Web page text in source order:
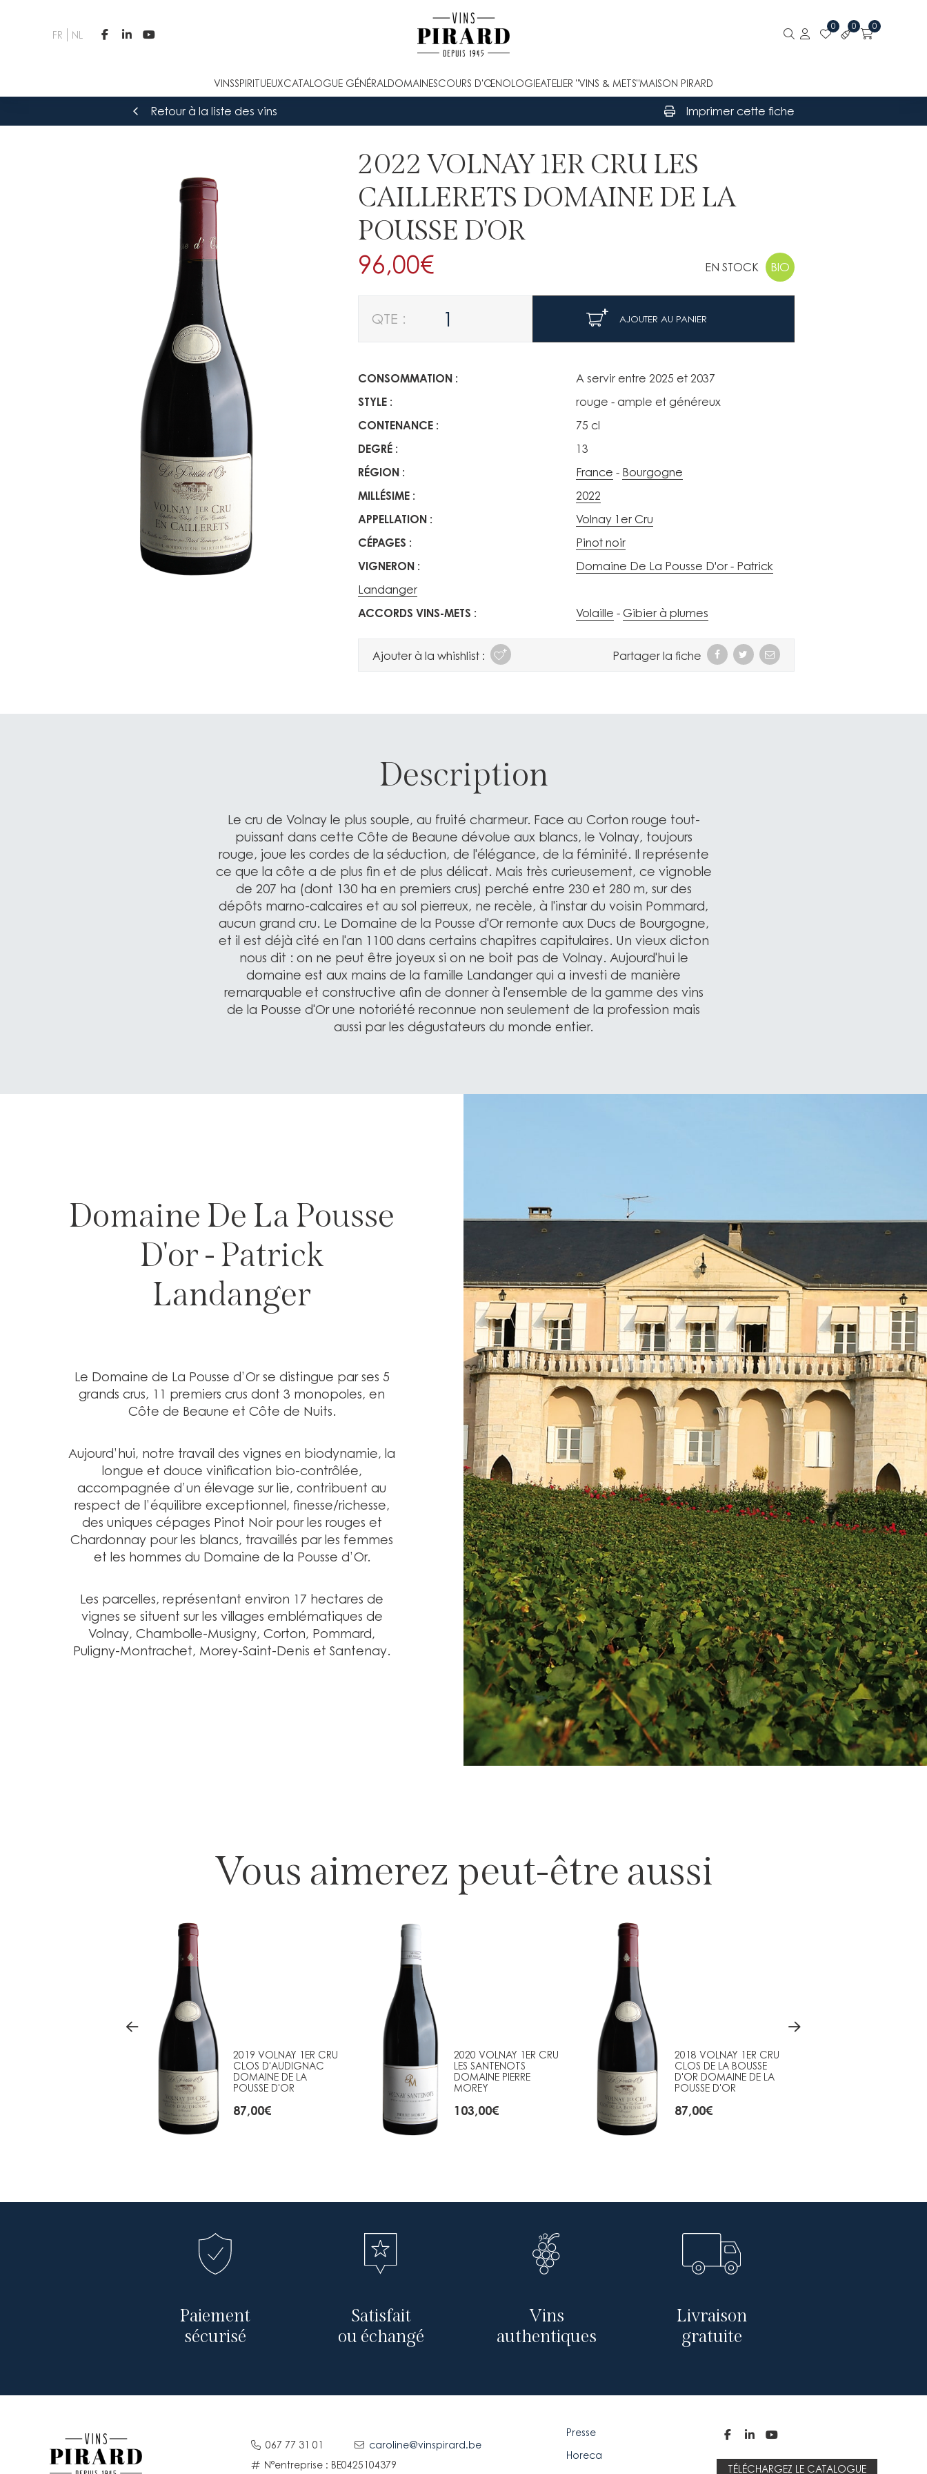
FR NL   
0 0 0
VINSSPIRITUEUXCATALOGUE GÉNÉRAL DOMAINESCOURS D'ŒNOLOGIEATELIER "VINS & METS"MAISON PIRARD
Retour à la liste des vins Imprimer cette fiche
2022 VOLNAY 1ER CRU LES
CAILLERETS DOMAINE DE LA
POUSSE D'OR
96,00€ BIO
EN STOCK
AJOUTER AU PANIER
CONSOMMATION
A servir entre 2025 et 2037
STYLE
rouge - ample et généreux
CONTENANCE
75 cl
DEGRÉ
13
RÉGION
France
Bourgogne
MILLÉSIME
2022
APPELLATION
Volnay 1er Cru
CÉPAGES
Pinot noir
VIGNERON
Domaine De La Pousse D'or - Patrick
Landanger
ACCORDS VINS-METS
Volaille Gibier à plumes
Ajouter à la whishlist : Partager la fiche
Description
Le cru de Volnay le plus souple, au fruité charmeur. Face au Corton rouge tout-
puissant dans cette Côte de Beaune dévolue aux blancs, le Volnay, toujours
rouge, joue les cordes de la séduction, de l'élégance, de la féminité. Il représente
ce que la côte a de plus fin et de plus délicat. Mais très curieusement, ce vignoble
de 207 ha (dont 130 ha en premiers crus) perché entre 230 et 280 m, sur des
dépôts marno-calcaires et au sol pierreux, ne recèle, à l'instar du voisin Pommard,
aucun grand cru. Le Domaine de la Pousse d'Or remonte aux Ducs de Bourgogne,
et il est déjà cité en l'an 1100 dans certains chapitres capitulaires. Un vieux dicton
nous dit : on ne peut être joyeux si on ne boit pas de Volnay. Aujourd'hui le
domaine est aux mains de la famille Landanger qui a investi de manière
remarquable et constructive afin de donner à l'ensemble de la gamme des vins
de la Pousse d'Or une notoriété reconnue non seulement de la profession mais
aussi par les dégustateurs du monde entier.
Domaine De La Pousse
D'or - Patrick
Landanger
Le Domaine de La Pousse d’Or se distingue par ses 5
grands crus, 11 premiers crus dont 3 monopoles, en
Côte de Beaune et Côte de Nuits.
Aujourd’hui, notre travail des vignes en biodynamie, la
longue et douce vinification bio-contrôlée,
accompagnée d’un élevage sur lie, contribuent au
respect de l’équilibre exceptionnel, finesse/richesse,
des uniques cépages Pinot Noir pour les rouges et
Chardonnay pour les blancs, travaillés par les femmes
et les hommes du Domaine de la Pousse d’Or.
Les parcelles, représentant environ 17 hectares de
vignes se situent sur les villages emblématiques de
Volnay, Chambolle-Musigny, Corton, Pommard,
Puligny-Montrachet, Morey-Saint-Denis et Santenay.
Vous aimerez peut-être aussi
2019 VOLNAY 1ER CRU
CLOS D'AUDIGNAC
DOMAINE DE LA
POUSSE D'OR
87,00€
2020 VOLNAY 1ER CRU
LES SANTENOTS
DOMAINE PIERRE
MOREY
103,00€
2018 VOLNAY 1ER CRU
CLOS DE LA BOUSSE
D'OR DOMAINE DE LA
POUSSE D'OR
87,00€
Paiement
sécurisé
Satisfait
ou échangé
Vins
authentiques
Livraison
gratuite
067 77 31 01
caroline@vinspirard.be
N°entreprise : BE0425104379
Presse
Horeca
  
TÉLÉCHARGEZ LE CATALOGUE